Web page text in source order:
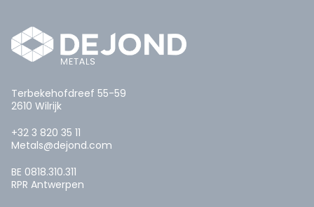
Terbekehofdreef 55-59
2610 Wilrijk
+32 3 820 35 11
Metals@dejond.com
BE 0818.310.311
RPR Antwerpen